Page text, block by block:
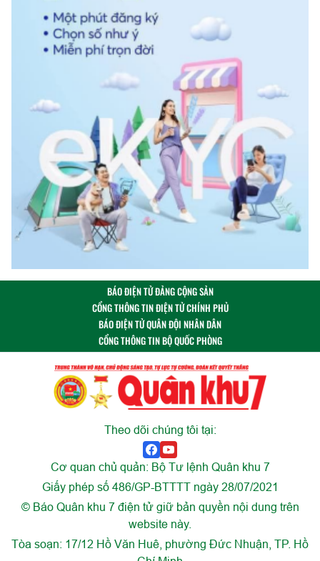
BÁO ĐIỆN TỬ ĐẢNG CỘNG SẢN
CỔNG THÔNG TIN ĐIỆN TỬ CHÍNH PHỦ
BÁO ĐIỆN TỬ QUÂN ĐỘI NHÂN DÂN
CỔNG THÔNG TIN BỘ QUỐC PHÒNG
Theo dõi chúng tôi tại:
Cơ quan chủ quản: Bộ Tư lệnh Quân khu 7
Giấy phép số 486/GP-BTTTT ngày 28/07/2021
© Báo Quân khu 7 điện tử giữ bản quyền nội dung trên
website này.
Tòa soạn: 17/12 Hồ Văn Huê, phường Đức Nhuận, TP. Hồ